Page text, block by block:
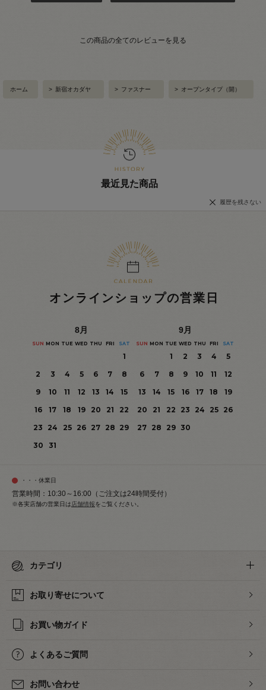
この商品の全てのレビューを見る
ホーム > 新宿オカダヤ > ファスナー > オープンタイプ（開）
最近見た商品
履歴を残さない
オンラインショップの営業日
8月
SUN MON TUE WED THU FRI SAT
1
2
3 4 5 6 7
8
9
10 11 12 13 14
15
16
17 18 19 20 21
22
23
24 25 26 27 28 29
30
31
9月
SUN MON TUE WED THU FRI SAT
1 2 3 4
5
6
7 8 9 10 11
12
13
14 15 16 17 18
19
20
21 22 23 24 25
26
27 28 29 30
・・・休業日
営業時間：10:30～16:00（ご注文は24時間受付）
※各実店舗の営業日は 店舗情報をご覧ください。
カテゴリ
お取り寄せについて
お買い物ガイド
よくあるご質問
お問い合わせ